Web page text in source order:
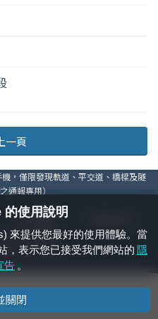
一頁
，僅限發現軌道、平交道、橋樑及隧
通報專用）
著作權聲明
限公司 © 版權所有
08/10 20:34:20
使用說明
來提供您最好的使用體驗。當
，表示您已接受我們網站的 隱
告 。
關閉